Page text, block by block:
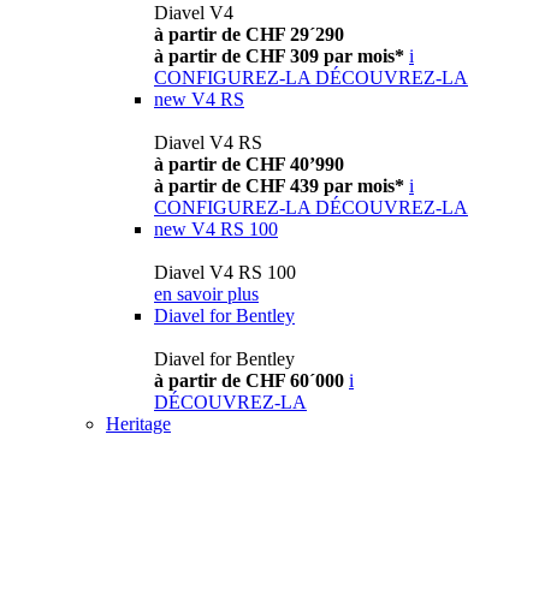
Diavel V4
à partir de CHF 29´290
à partir de CHF 309 par mois* i
CONFIGUREZ-LA DÉCOUVREZ-LA
new V4 RS
Diavel V4 RS
à partir de CHF 40’990
à partir de CHF 439 par mois* i
CONFIGUREZ-LA DÉCOUVREZ-LA
new V4 RS 100
Diavel V4 RS 100
en savoir plus
Diavel for Bentley
Diavel for Bentley
à partir de CHF 60´000 i
DÉCOUVREZ-LA
Heritage